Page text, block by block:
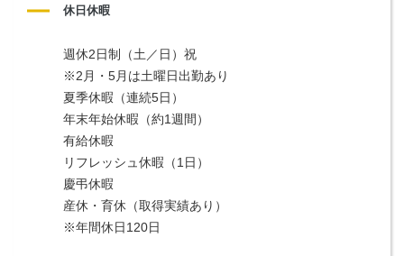
休日休暇
週休2日制（土／日）祝
※2月・5月は土曜日出勤あり
夏季休暇（連続5日）
年末年始休暇（約1週間）
有給休暇
リフレッシュ休暇（1日）
慶弔休暇
産休・育休（取得実績あり）
※年間休日120日